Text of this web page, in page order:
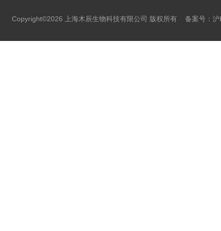
Copyright©2026 上海木辰生物科技有限公司 版权所有 备案号：